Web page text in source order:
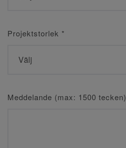
Projektstorlek *
Meddelande (max: 1500 tecken)